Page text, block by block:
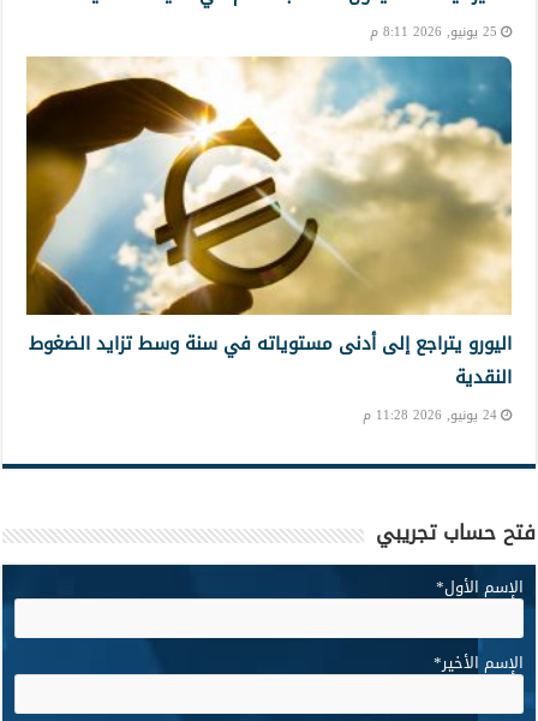
25 يونيو, 2026 8:11 م
اليورو يتراجع إلى أدنى مستوياته في سنة وسط تزايد الضغوط
النقدية
24 يونيو, 2026 11:28 م
فتح حساب تجريبي
الإسم الأول*
الإسم الأخير*